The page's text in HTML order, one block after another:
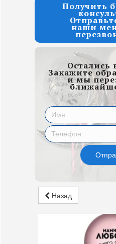
Получить
наши
Остались
Закажите
и мы
Назад